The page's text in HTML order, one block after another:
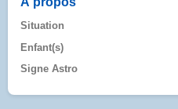
Situation
Enfant(s)
Signe Astro